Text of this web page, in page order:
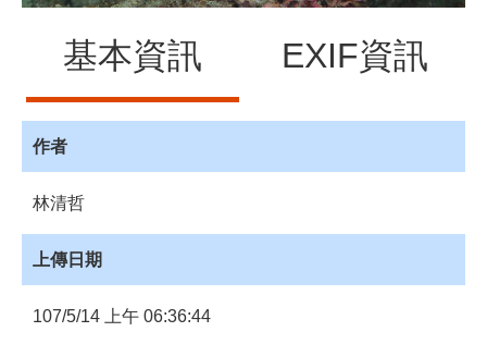
詢
會
員
專
區
館
員
基本資訊 EXIF資訊
作者
林清哲
上傳日期
107/5/14 上午 06:36:44